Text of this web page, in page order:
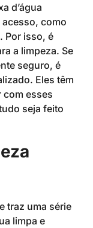
d’água
como
Por isso, é
a limpeza. Se
seguro, é
Eles têm
com esses
seja feito
traz uma série
limpa e